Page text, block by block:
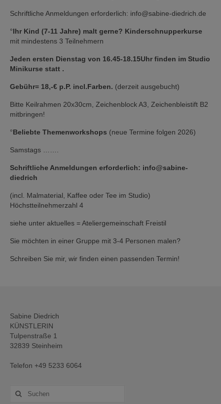
Schriftliche Anmeldungen erforderlich: info@sabine-diedrich.de
°Ihr Kind (7-11 Jahre) malt gerne? Kinderschnupperkurse
mit mindestens 3 Teilnehmern
Jeden ersten Dienstag von 16.45-18.15Uhr finden im Studio
Minikurse statt .
Gebühr= 18,-€ p.P. incl.Farben. (derzeit ausgebucht)
Bitte Keilrahmen 20x30cm, Zeichenblock A3, Zeichenbleistift B2
mitbringen!
°Beliebte Themenworkshops (neue Termine folgen 2026)
Samstags …….
Schriftliche Anmeldungen erforderlich: info@sabine-
diedrich
(incl. Malmaterial, Kaffee oder Tee im Studio)
Höchstteilnehmerzahl 4
siehe unter aktuelles = Ateliergemeinschaft Freistil
Sie möchten in einer Gruppe mit 3-4 Personen malen?
Schreiben Sie mir, wir finden einen passenden Termin!
Sabine Diedrich
KÜNSTLERIN
Tulpenstraße 1
32839 Steinheim
Telefon +49 5233 6064
Suche
nach: